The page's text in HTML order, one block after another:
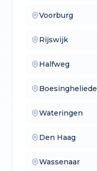
Voorburg
—
Rijswijk
— lokale makelaars
Halfweg
— makelaars
Boesingheliede
—
Wateringen
—
Den Haag
— lokale makelaars
Wassenaar
— makelaars